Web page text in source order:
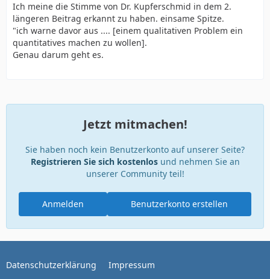
Ich meine die Stimme von Dr. Kupferschmid in dem 2.
längeren Beitrag erkannt zu haben. einsame Spitze.
"ich warne davor aus .... [einem qualitativen Problem ein
quantitatives machen zu wollen].
Genau darum geht es.
Jetzt mitmachen!
Sie haben noch kein Benutzerkonto auf unserer Seite?
Registrieren Sie sich kostenlosund nehmen Sie an
unserer Community teil!
Benutzerkonto erstellen
Anmelden
Datenschutzerklärung Impressum